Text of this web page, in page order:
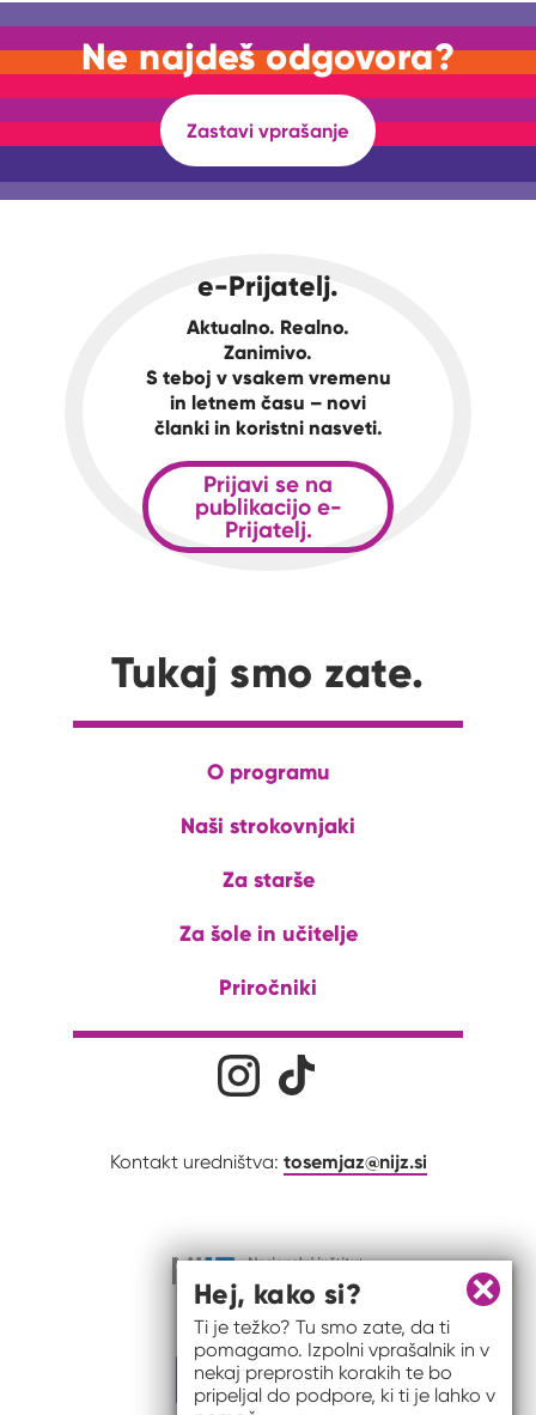
Ne najdeš odgovora?
Zastavi vprašanje
e-Prijatelj.
Aktualno. Realno.
Zanimivo.
S teboj v vsakem vremenu
in letnem času – novi
članki in koristni nasveti.
Prijavi se na
publikacijo e-
Prijatelj.
Tukaj smo zate.
O programu
Naši strokovnjaki
Za starše
Za šole in učitelje
Priročniki
Družabna omrežjaNa naš Instagram profil
Kontakt uredništva: tosemjaz@nijz.si
Zapri
Hej, kako si?
Ti je težko? Tu smo zate, da ti
pomagamo. Izpolni vprašalnik in v
nekaj preprostih korakih te bo
pripeljal do podpore, ki ti je lahko v